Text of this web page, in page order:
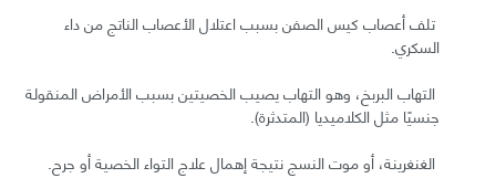
تلف أعصاب كيس الصفن بسبب اعتلال الأعصاب الناتج من داء
السكري.
التهاب البربخ، وهو التهاب يصيب الخصيتين بسبب الأمراض المنقولة
جنسيًا مثل الكلاميديا (المتدثرة).
الغنغرينة، أو موت النسج نتيجة إهمال علاج التواء الخصية أو جرح.